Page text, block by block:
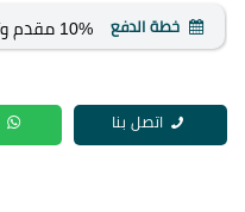
خطة الدفع 10% مقدم وتقسيط يصل الي 8 سنوات
اتصل بنا